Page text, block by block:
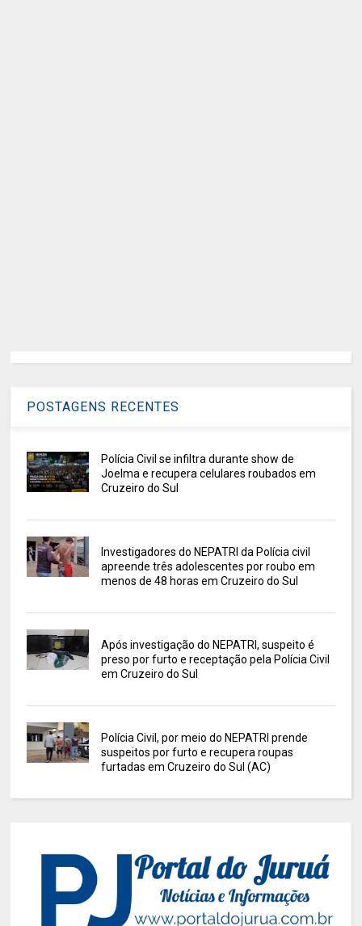
POSTAGENS RECENTES
Polícia Civil se infiltra durante show de
Joelma e recupera celulares roubados em
Cruzeiro do Sul
Investigadores do NEPATRI da Polícia civil
apreende três adolescentes por roubo em
menos de 48 horas em Cruzeiro do Sul
Após investigação do NEPATRI, suspeito é
preso por furto e receptação pela Polícia Civil
em Cruzeiro do Sul
Polícia Civil, por meio do NEPATRI prende
suspeitos por furto e recupera roupas
furtadas em Cruzeiro do Sul (AC)